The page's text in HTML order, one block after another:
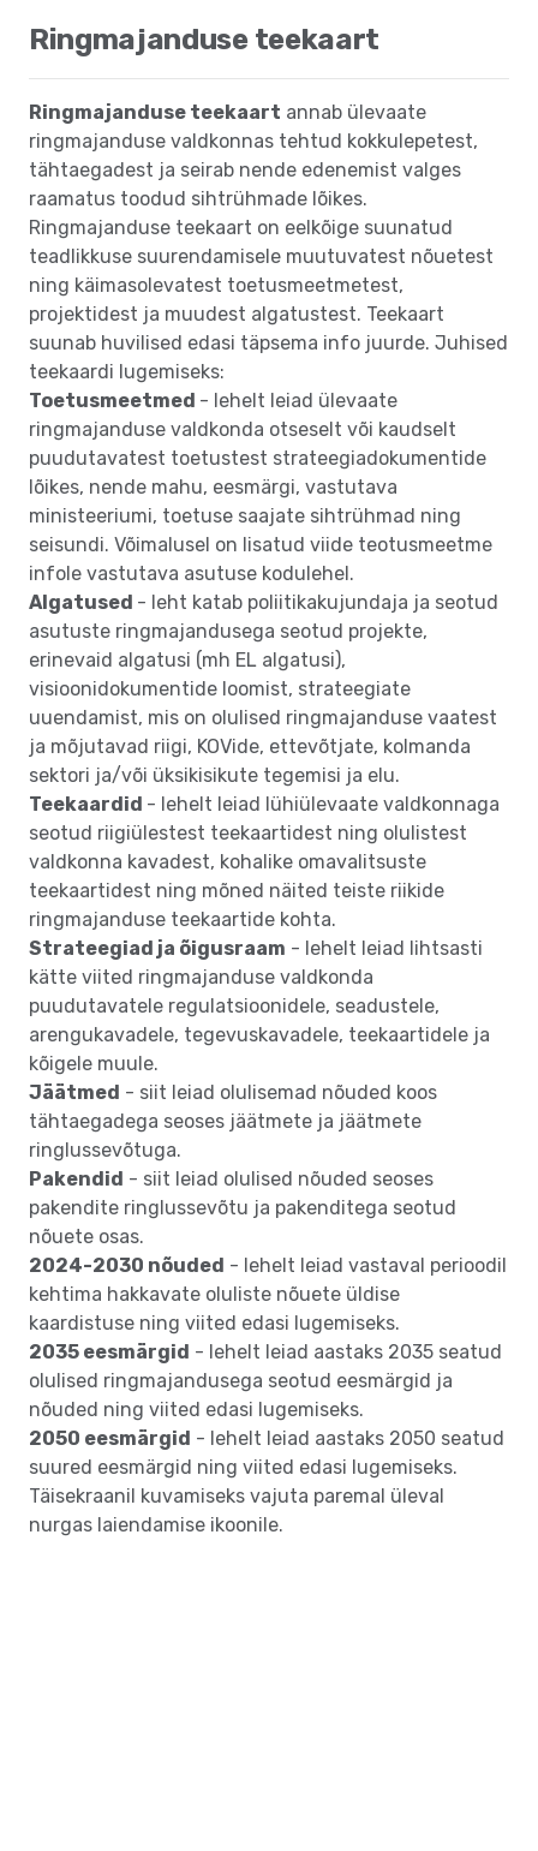
Ringmajanduse teekaart
Ringmajanduse teekaart annab ülevaate
ringmajanduse valdkonnas tehtud kokkulepetest,
tähtaegadest ja seirab nende edenemist valges
raamatus toodud sihtrühmade lõikes.
Ringmajanduse teekaart on eelkõige suunatud
teadlikkuse suurendamisele muutuvatest nõuetest
ning käimasolevatest toetusmeetmetest,
projektidest ja muudest algatustest. Teekaart
suunab huvilised edasi täpsema info juurde. Juhised
teekaardi lugemiseks:
Toetusmeetmed - lehelt leiad ülevaate
ringmajanduse valdkonda otseselt või kaudselt
puudutavatest toetustest strateegiadokumentide
lõikes, nende mahu, eesmärgi, vastutava
ministeeriumi, toetuse saajate sihtrühmad ning
seisundi. Võimalusel on lisatud viide teotusmeetme
infole vastutava asutuse kodulehel.
Algatused - leht katab poliitikakujundaja ja seotud
asutuste ringmajandusega seotud projekte,
erinevaid algatusi (mh EL algatusi),
visioonidokumentide loomist, strateegiate
uuendamist, mis on olulised ringmajanduse vaatest
ja mõjutavad riigi, KOVide, ettevõtjate, kolmanda
sektori ja/või üksikisikute tegemisi ja elu.
Teekaardid - lehelt leiad lühiülevaate valdkonnaga
seotud riigiülestest teekaartidest ning olulistest
valdkonna kavadest, kohalike omavalitsuste
teekaartidest ning mõned näited teiste riikide
ringmajanduse teekaartide kohta.
Strateegiad ja õigusraam - lehelt leiad lihtsasti
kätte viited ringmajanduse valdkonda
puudutavatele regulatsioonidele, seadustele,
arengukavadele, tegevuskavadele, teekaartidele ja
kõigele muule.
Jäätmed - siit leiad olulisemad nõuded koos
tähtaegadega seoses jäätmete ja jäätmete
ringlussevõtuga.
Pakendid - siit leiad olulised nõuded seoses
pakendite ringlussevõtu ja pakenditega seotud
nõuete osas.
2024-2030 nõuded - lehelt leiad vastaval perioodil
kehtima hakkavate oluliste nõuete üldise
kaardistuse ning viited edasi lugemiseks.
2035 eesmärgid - lehelt leiad aastaks 2035 seatud
olulised ringmajandusega seotud eesmärgid ja
nõuded ning viited edasi lugemiseks.
2050 eesmärgid - lehelt leiad aastaks 2050 seatud
suured eesmärgid ning viited edasi lugemiseks.
Täisekraanil kuvamiseks vajuta paremal üleval
nurgas laiendamise ikoonile.